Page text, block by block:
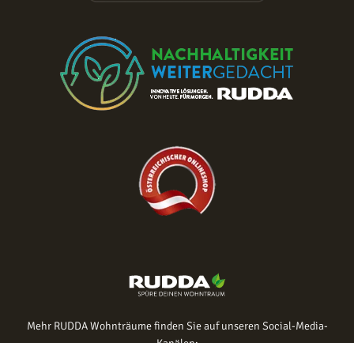
Mehr RUDDA Wohnträume finden Sie auf unseren Social-Media-